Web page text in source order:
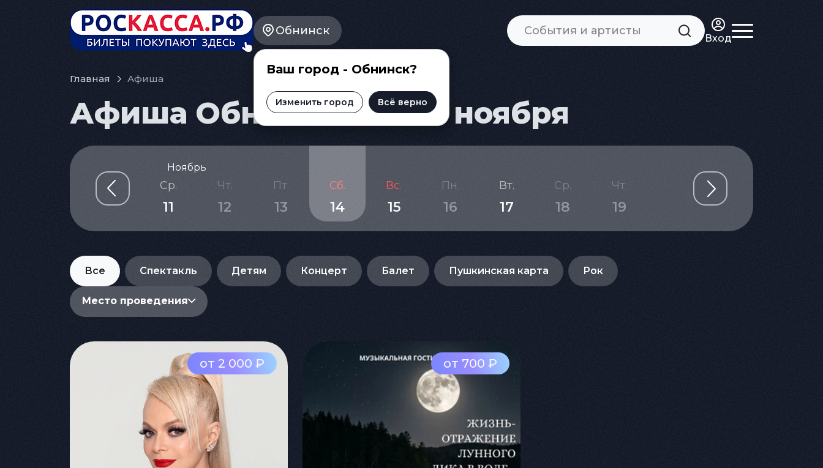
Обнинск
Ваш город - Обнинск?
Изменить город Всё верно
Вход
Главная Афиша
Афиша Обнинска на 14 ноября
Ноябрь
Вт.
10
Ср.
11
Чт.
12
Пт.
13
Сб.
14
Вс.
15
Пн.
16
Вт.
17
Ср.
18
Чт.
19
Сб.
Все Спектакль Детям Концерт Балет Пушкинская карта Рок
Место проведения
от 2 000 ₽ от 700 ₽